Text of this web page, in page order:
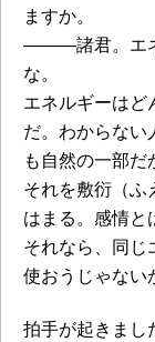
ますか。
―――諸君。エネ
な。
エネルギーはど
だ。わからない
も自然の一部だ
それを敷衍（ふ
はまる。感情と
それなら、同じ
使おうじゃない
拍手が起きまし